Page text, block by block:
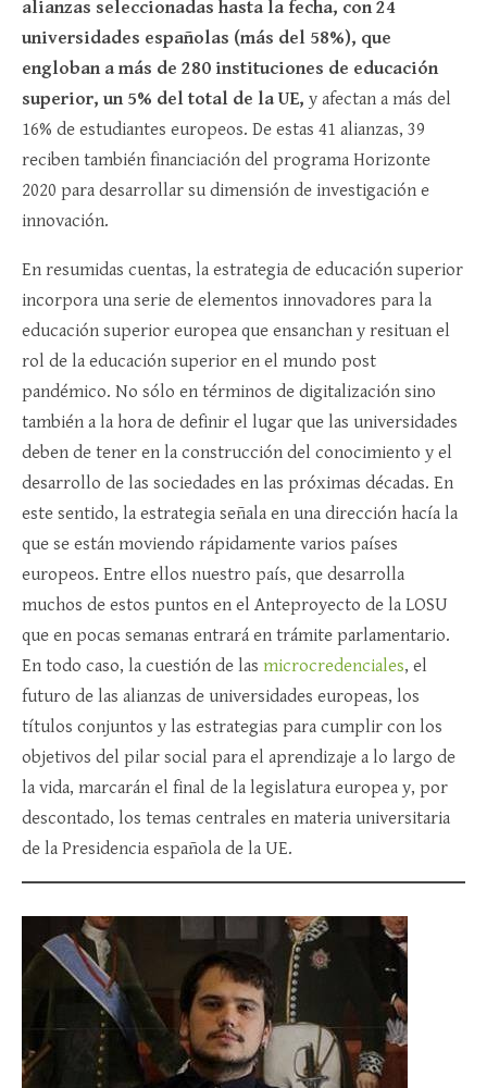
alianzas seleccionadas hasta la fecha, con 24
universidades españolas (más del 58%), que
engloban a más de 280 instituciones de educación
superior, un 5% del total de la UE, y afectan a más del
16% de estudiantes europeos. De estas 41 alianzas, 39
reciben también financiación del programa Horizonte
2020 para desarrollar su dimensión de investigación e
innovación.
En resumidas cuentas, la estrategia de educación superior
incorpora una serie de elementos innovadores para la
educación superior europea que ensanchan y resituan el
rol de la educación superior en el mundo post
pandémico. No sólo en términos de digitalización sino
también a la hora de definir el lugar que las universidades
deben de tener en la construcción del conocimiento y el
desarrollo de las sociedades en las próximas décadas. En
este sentido, la estrategia señala en una dirección hacía la
que se están moviendo rápidamente varios países
europeos. Entre ellos nuestro país, que desarrolla
muchos de estos puntos en el Anteproyecto de la LOSU
que en pocas semanas entrará en trámite parlamentario.
En todo caso, la cuestión de las microcredenciales, el
futuro de las alianzas de universidades europeas, los
títulos conjuntos y las estrategias para cumplir con los
objetivos del pilar social para el aprendizaje a lo largo de
la vida, marcarán el final de la legislatura europea y, por
descontado, los temas centrales en materia universitaria
de la Presidencia española de la UE.